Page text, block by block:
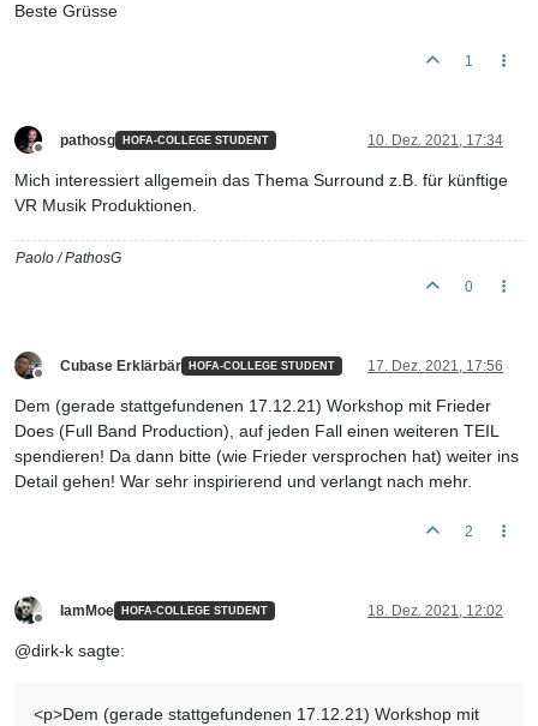
Beste Grüsse
1
pathosg HOFA-COLLEGE STUDENT 10. Dez. 2021, 17:34
Mich interessiert allgemein das Thema Surround z.B. für künftige
VR Musik Produktionen.
Paolo / PathosG
0
Cubase Erklärbär HOFA-COLLEGE STUDENT 17. Dez. 2021, 17:56
Dem (gerade stattgefundenen 17.12.21) Workshop mit Frieder
Does (Full Band Production), auf jeden Fall einen weiteren TEIL
spendieren! Da dann bitte (wie Frieder versprochen hat) weiter ins
Detail gehen! War sehr inspirierend und verlangt nach mehr.
2
IamMoe HOFA-COLLEGE STUDENT 18. Dez. 2021, 12:02
@dirk-k sagte:
<p>Dem (gerade stattgefundenen 17.12.21) Workshop mit